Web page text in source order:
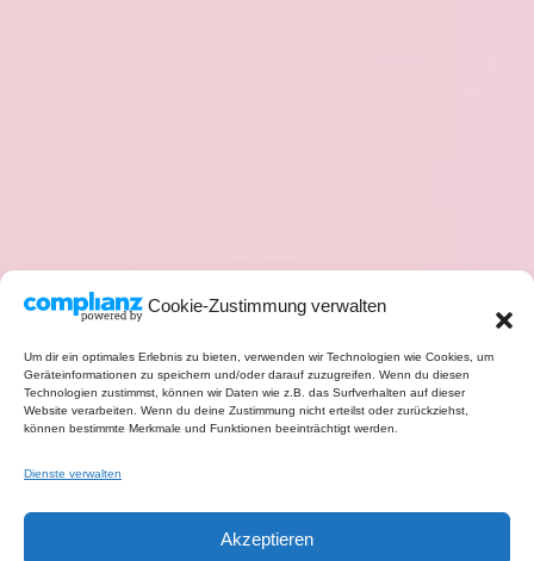
Cookie-Zustimmung verwalten
Um dir ein optimales Erlebnis zu bieten, verwenden wir Technologien wie Cookies, um
Geräteinformationen zu speichern und/oder darauf zuzugreifen. Wenn du diesen
Technologien zustimmst, können wir Daten wie z.B. das Surfverhalten auf dieser
Website verarbeiten. Wenn du deine Zustimmung nicht erteilst oder zurückziehst,
können bestimmte Merkmale und Funktionen beeinträchtigt werden.
Dienste verwalten
Akzeptieren